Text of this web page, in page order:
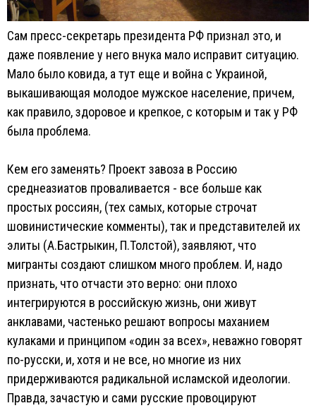
Сам пресс-секретарь президента РФ признал это, и
даже появление у него внука мало исправит ситуацию.
Мало было ковида, а тут еще и война с Украиной,
выкашивающая молодое мужское население, причем,
как правило, здоровое и крепкое, с которым и так у РФ
была проблема.
Кем его заменять? Проект завоза в Россию
среднеазиатов проваливается - все больше как
простых россиян, (тех самых, которые строчат
шовинистические комменты), так и представителей их
элиты (А.Бастрыкин, П.Толстой), заявляют, что
мигранты создают слишком много проблем. И, надо
признать, что отчасти это верно: они плохо
интегрируются в российскую жизнь, они живут
анклавами, частенько решают вопросы маханием
кулаками и принципом «один за всех», неважно говорят
по-русски, и, хотя и не все, но многие из них
придерживаются радикальной исламской идеологии.
Правда, зачастую и сами русские провоцируют